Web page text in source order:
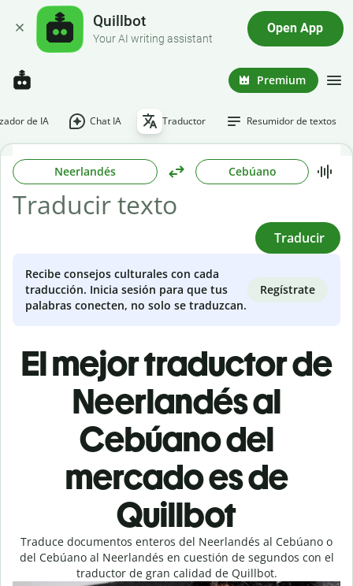
Quillbot
Your AI writing assistant
Open App
Premium
de IA Chat IA Traductor Resumidor de textos
Neerlandés Cebúano
Traducir
Recibe consejos culturales con cada
traducción. Inicia sesión para que tus
palabras conecten, no solo se traduzcan.
Regístrate
El mejor traductor de
Neerlandés al
Cebúano del
mercado es de
Quillbot
Traduce documentos enteros del Neerlandés al Cebúano o
del Cebúano al Neerlandés en cuestión de segundos con el
traductor de gran calidad de Quillbot.